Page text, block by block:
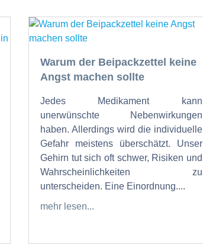
Warum der Beipackzettel keine
Angst machen sollte
Jedes Medikament kann
unerwünschte Nebenwirkungen
haben. Allerdings wird die individuelle
Gefahr meistens überschätzt. Unser
Gehirn tut sich oft schwer, Risiken und
Wahrscheinlichkeiten zu
unterscheiden. Eine Einordnung....
mehr lesen...